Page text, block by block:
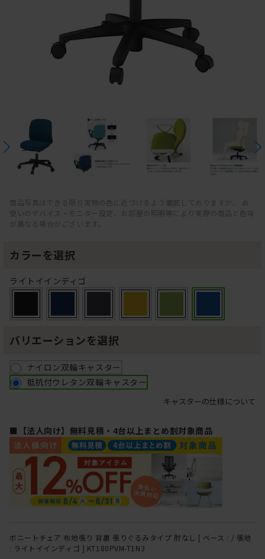
商品写真はできる限り実物の色に近づけるよう徹底しておりますが、 お
使いのデバイス・モニター設定、お部屋の照明等により実際の商品と色味
が異なる場合がございます。
カラーを選択
ライトイインディゴ
バリエーションを選択
ナイロン双輪キャスター
抵抗付ウレタン双輪キャスター
キャスターの仕様について
■【法人向け】無料見積・4台以上まとめ割対象商品
ボニートチェア 布地張り 背裏 張りぐるみタイプ 肘なし [ ベース : / 張地
: ライトイインディゴ ] KT180PVM-T1N3